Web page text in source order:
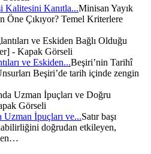
Kalitesini Kanıtla...Minisan Yayık
Öne Çıkıyor? Temel Kriterlere
ve Eskiden...Beşiri’nin Tarihî
Beşiri’de tarih içinde zengin
Uzman İpuçları ve...Satır başı
doğrudan etkileyen,